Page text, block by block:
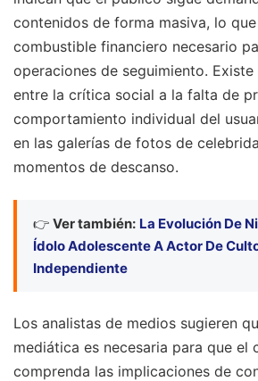
contenidos de forma masiva, lo
combustible financiero necesario
operaciones de seguimiento.
entre la crítica social a la falta de
comportamiento individual del
en las galerías de fotos de
momentos de descanso.
👉 Ver también: La Evolución De
Ídolo Adolescente A Actor De
Independiente
Los analistas de medios sugieren
mediática es necesaria para que el
comprenda las implicaciones de